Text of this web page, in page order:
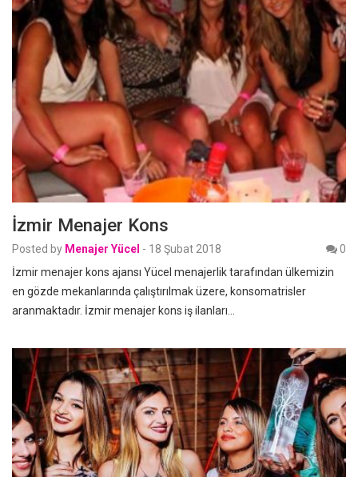
İzmir Menajer Kons
Posted by Menajer Yücel - 18 Şubat 2018
0
İzmir menajer kons ajansı Yücel menajerlik tarafından ülkemizin
en gözde mekanlarında çalıştırılmak üzere, konsomatrisler
aranmaktadır. İzmir menajer kons iş ilanları…